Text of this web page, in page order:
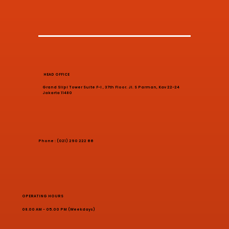
HEAD OFFICE
Grand Slipi Tower Suite F-I , 37th Floor. Jl. S Parman, Kav 22-24
Jakarta 11480
Phone : (021) 290 222 66
OPERATING HOURS
08.00 AM - 05.00 PM (Weekdays)